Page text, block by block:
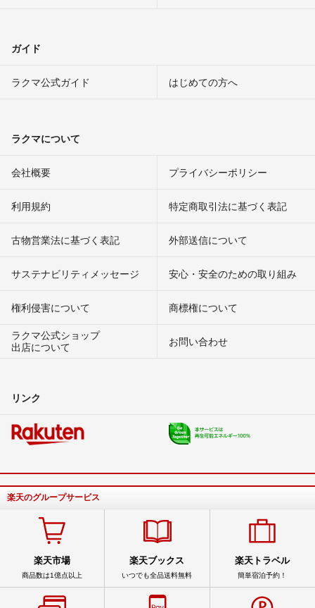
ガイド
ラクマ公式ガイド はじめての方へ
ラクマについて
会社概要 プライバシーポリシー
利用規約 特定商取引法に基づく表記
古物営業法に基づく表記 外部送信について
サステナビリティメッセージ 安心・安全のための取り組み
権利侵害について
商標権について
ラクマ公式ショップ
出店について
お問い合わせ
リンク
楽天のグループサービス
楽天市場
商品数は1億点以上
楽天ブックス
いつでも全品送料無料
楽天トラベル
簡単宿泊予約！